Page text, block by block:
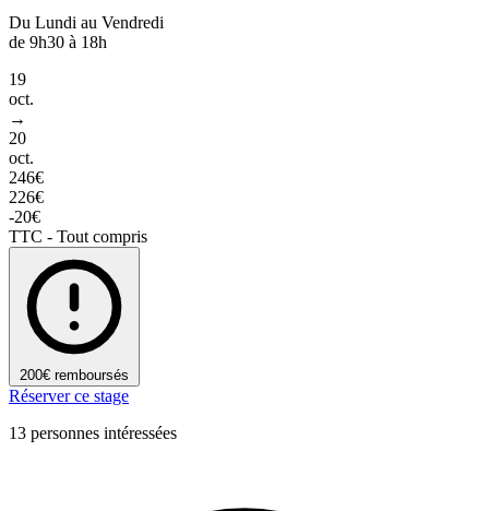
Du Lundi au Vendredi
de 9h30 à 18h
19
oct.
→
20
oct.
246€
226€
-20€
TTC - Tout compris
200€ remboursés
Réserver ce stage
13 personnes intéressées